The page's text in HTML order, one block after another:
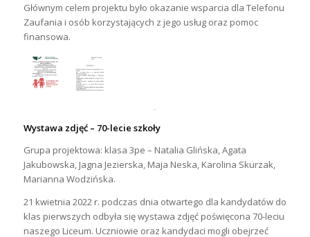
Głównym celem projektu było okazanie wsparcia dla Telefonu
Zaufania i osób korzystających z jego usług oraz pomoc
finansowa.
Wystawa zdjęć – 70-lecie szkoły
Grupa projektowa: klasa 3pe – Natalia Glińska, Agata
Jakubowska, Jagna Jezierska, Maja Neska, Karolina Skurzak,
Marianna Wodzińska.
21 kwietnia 2022 r. podczas dnia otwartego dla kandydatów do
klas pierwszych odbyła się wystawa zdjęć poświęcona 70-leciu
naszego Liceum. Uczniowie oraz kandydaci mogli obejrzeć